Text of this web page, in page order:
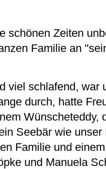
schönen Zeiten
Familie an
viel schlafend, war
durch, hatte
Wünscheteddy,
Seebär wie
Familie und
und Manuela